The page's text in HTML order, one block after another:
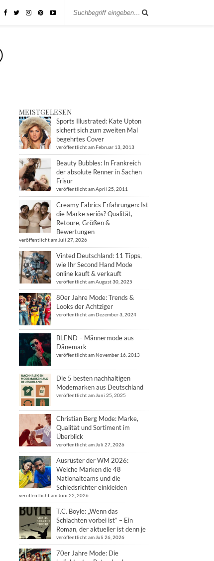
MEISTGELESEN
Sports Illustrated: Kate Upton
sichert sich zum zweiten Mal
begehrtes Cover
veröffentlicht am Februar 13, 2013
Beauty Bubbles: In Frankreich
der absolute Renner in Sachen
Frisur
veröffentlicht am April 25, 2011
Creamy Fabrics Erfahrungen: Ist
die Marke seriös? Qualität,
Retoure, Größen &
Bewertungen
veröffentlicht am Juli 27, 2026
Vinted Deutschland: 11 Tipps,
wie Ihr Second Hand Mode
online kauft & verkauft
veröffentlicht am August 30, 2025
80er Jahre Mode: Trends &
Looks der Achtziger
veröffentlicht am Dezember 3, 2024
BLEND – Männermode aus
Dänemark
veröffentlicht am November 16, 2013
Die 5 besten nachhaltigen
Modemarken aus Deutschland
veröffentlicht am Juni 25, 2025
Christian Berg Mode: Marke,
Qualität und Sortiment im
Überblick
veröffentlicht am Juli 27, 2026
Ausrüster der WM 2026:
Welche Marken die 48
Nationalteams und die
Schiedsrichter einkleiden
veröffentlicht am Juni 22, 2026
T.C. Boyle: „Wenn das
Schlachten vorbei ist“ – Ein
Roman, der aktueller ist denn je
veröffentlicht am Juli 26, 2026
70er Jahre Mode: Die